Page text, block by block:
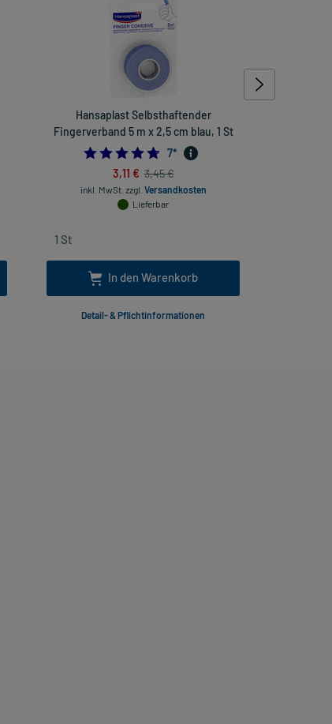
Hansaplast Selbsthaftender
Fingerverband 5 m x 2,5 cm blau, 1 St
4.714285714285714
7*
3,11 € 3,45 €
inkl. MwSt. zzgl. Versandkosten
Lieferbar
In den Warenkorb
Detail- & Pflichtinformationen